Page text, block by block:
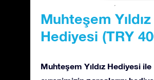
Muhteşem Yıldız
Hediyesi (TRY
Muhteşem Yıldız Hediyesi ile